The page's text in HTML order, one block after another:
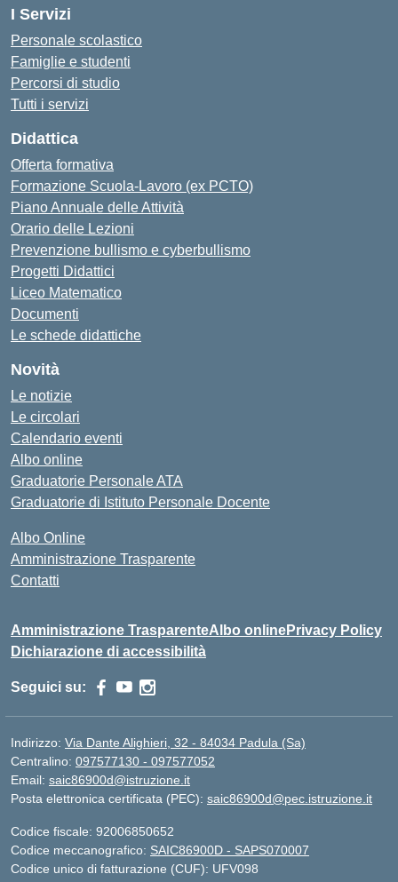
I Servizi
Personale scolastico
Famiglie e studenti
Percorsi di studio
Tutti i servizi
Didattica
Offerta formativa
Formazione Scuola-Lavoro (ex PCTO)
Piano Annuale delle Attività
Orario delle Lezioni
Prevenzione bullismo e cyberbullismo
Progetti Didattici
Liceo Matematico
Documenti
Le schede didattiche
Novità
Le notizie
Le circolari
Calendario eventi
Albo online
Graduatorie Personale ATA
Graduatorie di Istituto Personale Docente
Albo Online
Amministrazione Trasparente
Contatti
Amministrazione TrasparenteAlbo onlinePrivacy Policy
Dichiarazione di accessibilità
Seguici su:
Indirizzo: Via Dante Alighieri, 32 - 84034 Padula (Sa)
Centralino: 097577130 - 097577052
Email: saic86900d@istruzione.it
Posta elettronica certificata (PEC): saic86900d@pec.istruzione.it
Codice fiscale: 92006850652
Codice meccanografico: SAIC86900D - SAPS070007
Codice unico di fatturazione (CUF): UFV098